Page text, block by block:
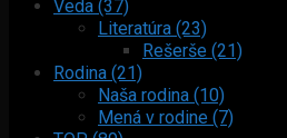
Veda (37)
Literatúra (23)
Rešerše (21)
Rodina (21)
Naša rodina (10)
Mená v rodine (7)